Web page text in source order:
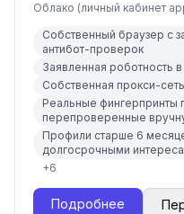
Облако (личный кабинет
Собственный браузер с
антибот-проверок
Заявленная роботность
Собственная прокси-
Реальные фингерпринты
перепроверенные
Профили старше 6
долгосрочными
+6
Подробнее